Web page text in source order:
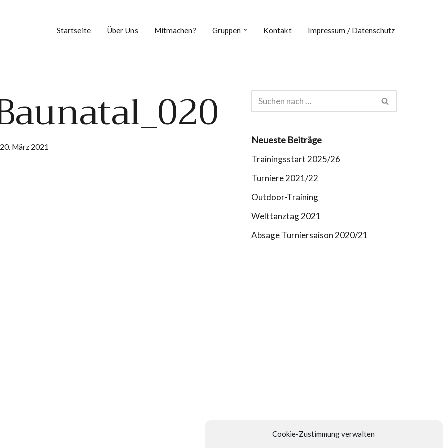
Cookie-Zustimmung verwalten
Startseite Über Uns Mitmachen? Gruppen Kontakt Impressum / Datenschutz
20. März 2021
Neueste Beiträge
Trainingsstart 2025/26
Turniere 2021/22
Outdoor-Training
Welttanztag 2021
Absage Turniersaison 2020/21